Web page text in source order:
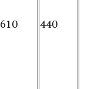
610 440